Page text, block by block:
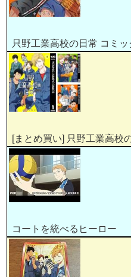
只野工業高校の日常 コミッ
[まとめ買い] 只野工業高校
コートを統べるヒーロー